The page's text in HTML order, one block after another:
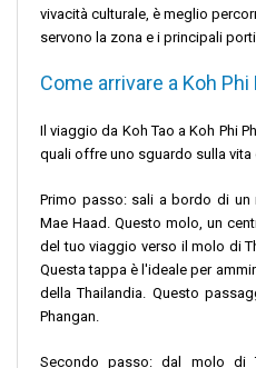
vivacità culturale, è meglio
servono la zona e i principali
Come arrivare a Koh Phi
Il viaggio da Koh Tao a Koh Phi
quali offre uno sguardo sulla vita
Primo passo: sali a bordo di
Mae Haad. Questo molo, un
del tuo viaggio verso il molo di
Questa tappa è l'ideale per
della Thailandia. Questo
Phangan.
Secondo passo: dal molo di